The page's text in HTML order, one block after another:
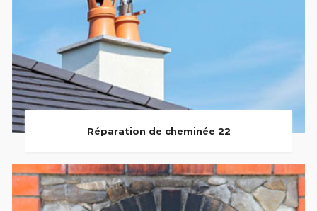
Réparation de cheminée 22